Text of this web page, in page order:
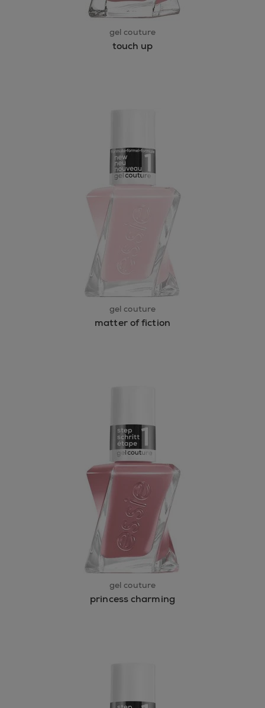
gel couture
touch up
gel couture
matter of fiction
gel couture
princess charming